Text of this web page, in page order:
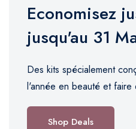
Economisez
jusqu'au 31
Des kits spécialement
l'année en beauté et faire
Shop Deals